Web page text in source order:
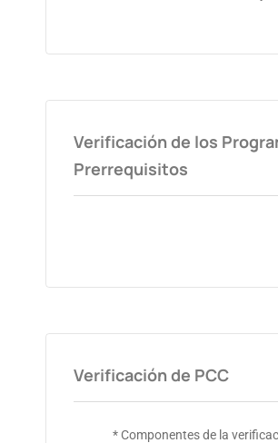
Verificación de los
Prerrequisitos
Verificación de PCC
* Componentes de la